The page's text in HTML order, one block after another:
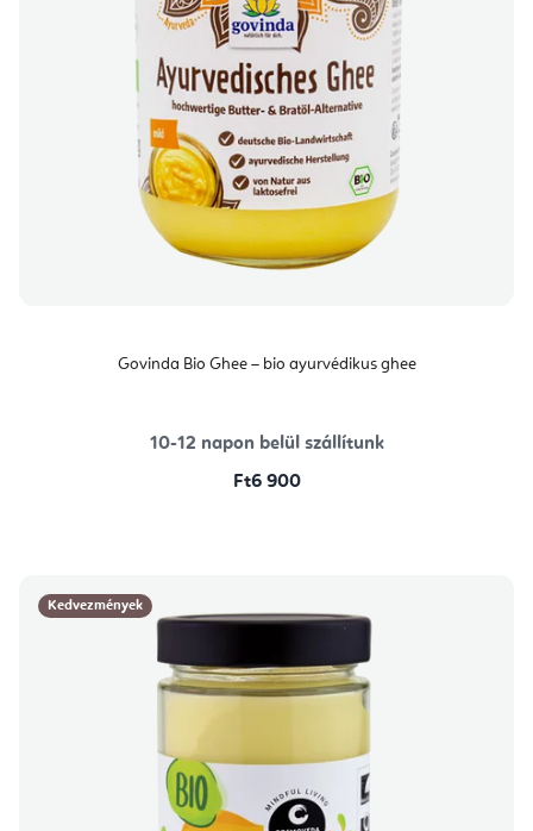
Govinda Bio Ghee – bio ayurvédikus ghee
10-12 napon belül szállítunk
Ft6 900
Kedvezmények